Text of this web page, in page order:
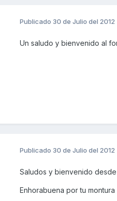
Publicado 30 de Julio del 2012
Un saludo y bienvenido al
Publicado 30 de Julio del 2012
Saludos y bienvenido
Enhorabuena por tu montura